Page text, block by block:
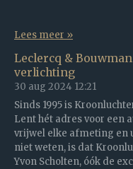
Lees meer »
Leclercq &
verlichting
30 aug 2024 12:21
Sinds 1995 is
Lent hét adres voor een
vrijwel elke afmeting en
niet weten, is dat
Yvon Scholten, óók de